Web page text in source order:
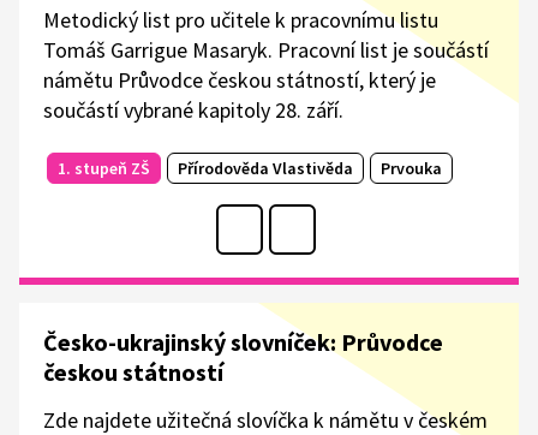
Metodický list pro učitele k pracovnímu listu
Tomáš Garrigue Masaryk. Pracovní list je součástí
námětu Průvodce českou státností, který je
součástí vybrané kapitoly 28. září.
1. stupeň ZŠ Přírodověda Vlastivěda Prvouka
Česko-ukrajinský slovníček: Průvodce
českou státností
Zde najdete užitečná slovíčka k námětu v českém